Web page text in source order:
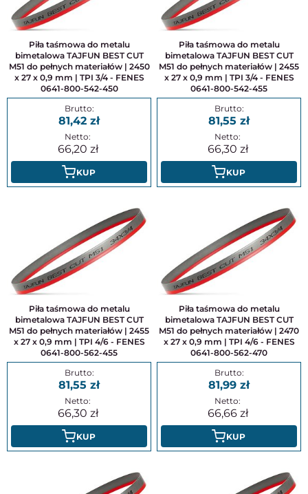
Piła taśmowa do metalu
bimetalowa TAJFUN BEST CUT
M51 do pełnych materiałów | 2450
x 27 x 0,9 mm | TPI 3/4 - FENES
0641-800-542-450
81,42
66,20
KUP
Piła taśmowa do metalu
bimetalowa TAJFUN BEST CUT
M51 do pełnych materiałów | 2455
x 27 x 0,9 mm | TPI 3/4 - FENES
0641-800-542-455
81,55
66,30
KUP
Piła taśmowa do metalu
bimetalowa TAJFUN BEST CUT
M51 do pełnych materiałów | 2455
x 27 x 0,9 mm | TPI 4/6 - FENES
0641-800-562-455
81,55
66,30
KUP
Piła taśmowa do metalu
bimetalowa TAJFUN BEST CUT
M51 do pełnych materiałów | 2470
x 27 x 0,9 mm | TPI 4/6 - FENES
0641-800-562-470
81,99
66,66
KUP